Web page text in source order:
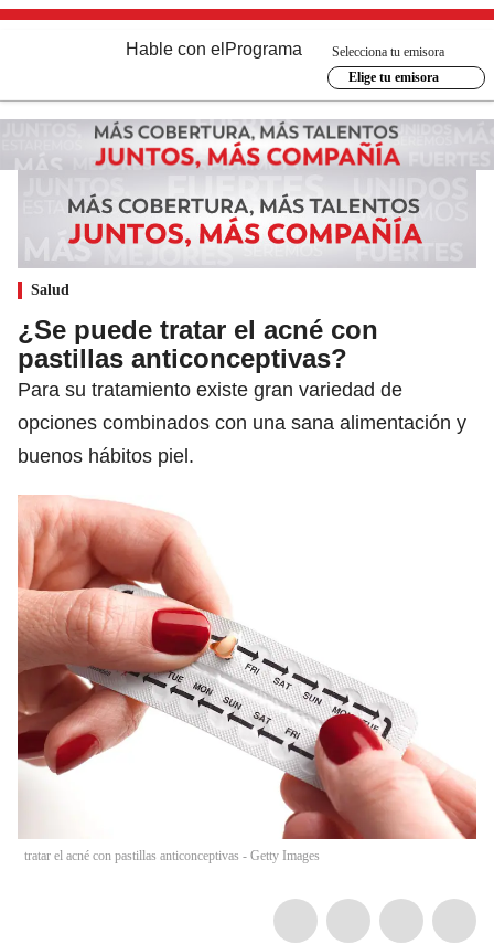
Hable con el Programa
Selecciona tu emisora
Elige tu emisora
Salud
¿Se puede tratar el acné con
pastillas anticonceptivas?
Para su tratamiento existe gran variedad de
opciones combinados con una sana alimentación y
buenos hábitos piel.
tratar el acné con pastillas anticonceptivas - Getty Images